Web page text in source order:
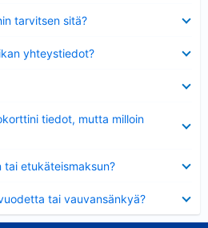
tarvitsen sitä?
yhteystiedot?
tiedot, mutta milloin
tai etukäteismaksun?
tai vauvansänkyä?